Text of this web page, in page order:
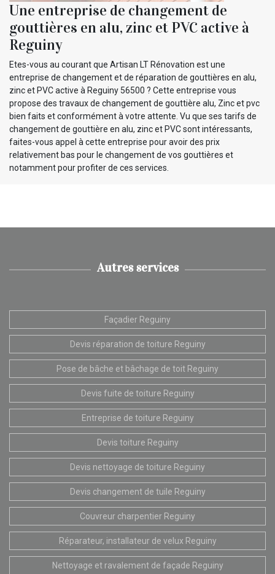
Une entreprise de changement de
gouttières en alu, zinc et PVC active à
Reguiny
Etes-vous au courant que Artisan LT Rénovation est une
entreprise de changement et de réparation de gouttières en alu,
zinc et PVC active à Reguiny 56500 ? Cette entreprise vous
propose des travaux de changement de gouttière alu, Zinc et pvc
bien faits et conformément à votre attente. Vu que ses tarifs de
changement de gouttière en alu, zinc et PVC sont intéressants,
faites-vous appel à cette entreprise pour avoir des prix
relativement bas pour le changement de vos gouttières et
notamment pour profiter de ces services.
Autres services
Façadier Reguiny
Devis réparation de toiture Reguiny
Pose de bâche et bâchage de toit Reguiny
Devis fuite de toiture Reguiny
Entreprise de toiture Reguiny
Devis toiture Reguiny
Devis nettoyage de toiture Reguiny
Devis changement de tuile Reguiny
Couvreur charpentier Reguiny
Réparateur, installateur de velux Reguiny
Nettoyage et ravalement de façade Reguiny